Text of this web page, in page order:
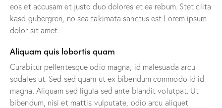
eos et accusam et justo duo dolores et ea rebum. Stet clita
kasd gubergren, no sea takimata sanctus est Lorem ipsum
dolor sit amet.
Aliquam quis lobortis quam
Curabitur pellentesque odio magna, id malesuada arcu
sodales ut. Sed sed quam ut ex bibendum commodo id id
magna. Aliquam sed ligula sed ante blandit volutpat. Ut
bibendum, nisi et mattis vulputate, odio arcu aliquet